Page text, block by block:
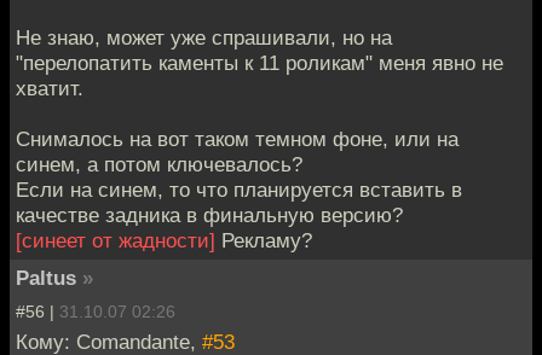
Не знаю, может уже спрашивали, но на
"перелопатить каменты к 11 роликам" меня явно не
хватит.
Снималось на вот таком темном фоне, или на
синем, а потом ключевалось?
Если на синем, то что планируется вставить в
качестве задника в финальную версию?
[синеет от жадности] Рекламу?
Paltus »
#56 | 31.10.07 02:26
Кому: Comandante, #53